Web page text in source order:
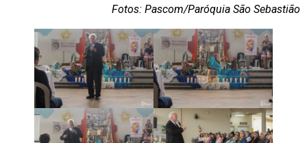
Fotos: Pascom/Paróquia São Sebastião